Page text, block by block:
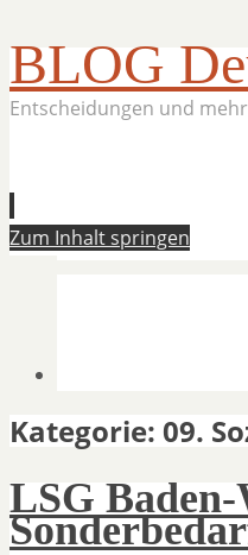
BLOG
Entscheidungen und mehr
Zum Inhalt springen
Kategorie: 09.
LSG